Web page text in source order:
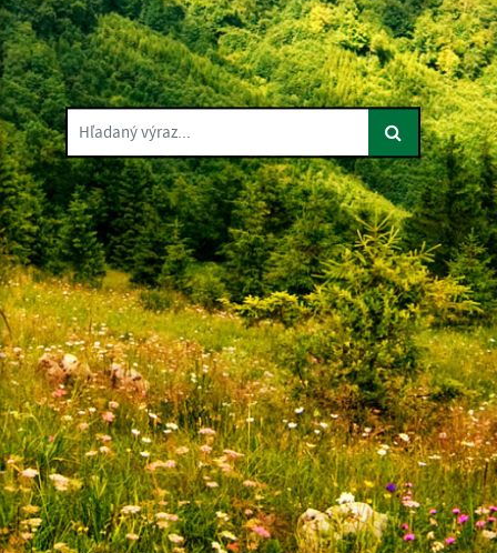
Hľadaný výraz...